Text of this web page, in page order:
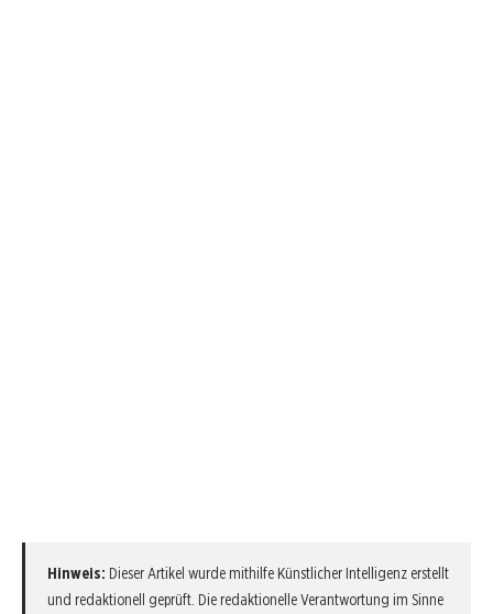
Hinweis: Dieser Artikel wurde mithilfe Künstlicher Intelligenz erstellt
und redaktionell geprüft. Die redaktionelle Verantwortung im Sinne